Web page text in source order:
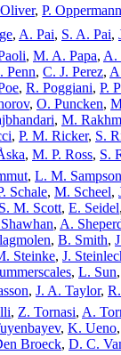
, P. Oppermann
, A. Pai, S. A. Pai,
, M. A. Papa, A.
Penn, C. J. Perez,
, R. Poggiani, P.
, O. Puncken,
, M.
, P. M. Ricker, S.
, M. P. Ross, S.
, L. M. Sampson
Schale, M. Scheel,
S. M. Scott, E. Seidel,
, A.
, B. Smith,
Steinke, J.
, L. Sun,
, J. A. Taylor,
, Z. Tornasi, A.
, K. Ueno,
Broeck, D. C.